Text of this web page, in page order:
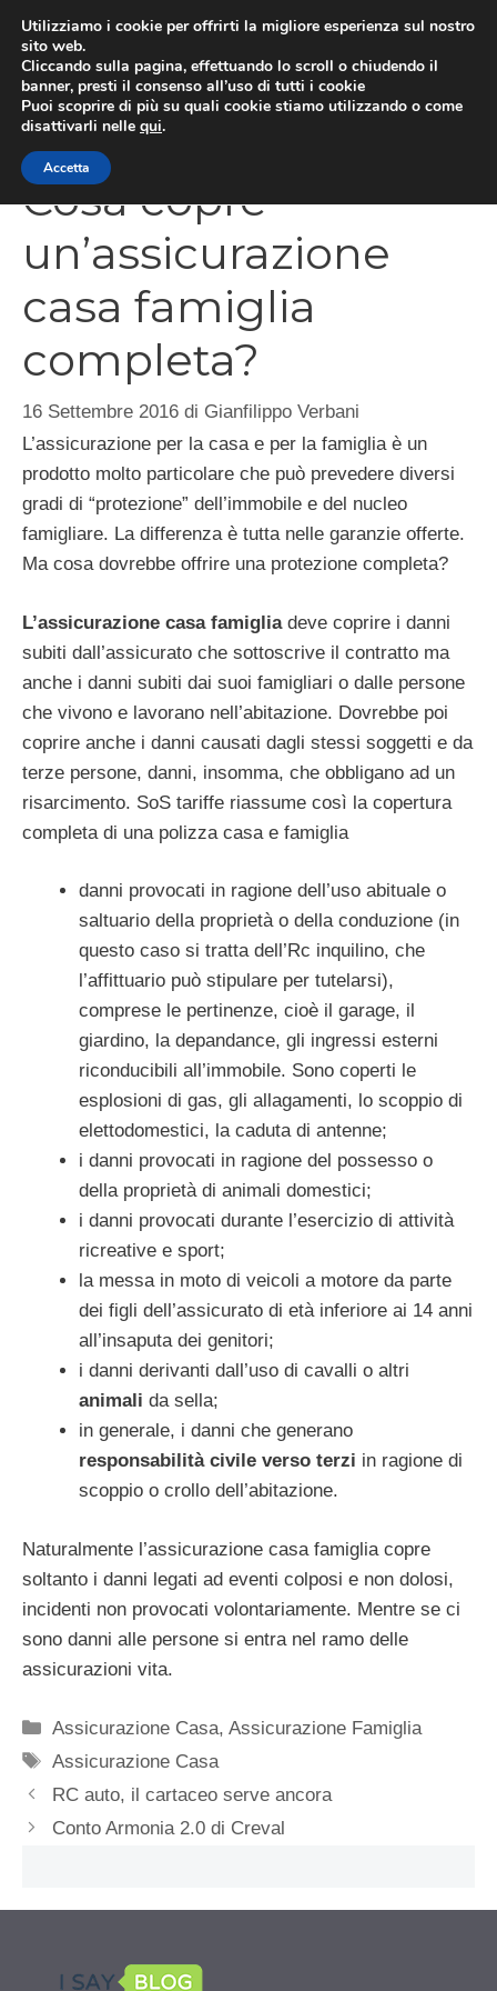
contenuto
Cosa copre
un’assicurazione
casa famiglia
completa?
16 Settembre 2016 di Gianfilippo Verbani
L’assicurazione per la casa e per la famiglia è un
prodotto molto particolare che può prevedere diversi
gradi di “protezione” dell’immobile e del nucleo
famigliare. La differenza è tutta nelle garanzie offerte.
Ma cosa dovrebbe offrire una protezione completa?
L’assicurazione casa famigliadeve coprire i danni
subiti dall’assicurato che sottoscrive il contratto ma
anche i danni subiti dai suoi famigliari o dalle persone
che vivono e lavorano nell’abitazione. Dovrebbe poi
coprire anche i danni causati dagli stessi soggetti e da
terze persone, danni, insomma, che obbligano ad un
risarcimento. SoS tariffe riassume così la copertura
completa di una polizza casa e famiglia
danni provocati in ragione dell’uso abituale o
saltuario della proprietà o della conduzione (in
questo caso si tratta dell’Rc inquilino, che
l’affittuario può stipulare per tutelarsi),
comprese le pertinenze, cioè il garage, il
giardino, la depandance, gli ingressi esterni
riconducibili all’immobile. Sono coperti le
esplosioni di gas, gli allagamenti, lo scoppio di
elettodomestici, la caduta di antenne;
i danni provocati in ragione del possesso o
della proprietà di animali domestici;
i danni provocati durante l’esercizio di attività
ricreative e sport;
la messa in moto di veicoli a motore da parte
dei figli dell’assicurato di età inferiore ai 14 anni
all’insaputa dei genitori;
i danni derivanti dall’uso di cavalli o altri
animali da sella;
in generale, i danni che generano
responsabilità civile verso terzi in ragione di
scoppio o crollo dell’abitazione.
Naturalmente l’assicurazione casa famiglia copre
soltanto i danni legati ad eventi colposi e non dolosi,
incidenti non provocati volontariamente. Mentre se ci
sono danni alle persone si entra nel ramo delle
assicurazioni vita.
Categorie
Assicurazione Casa,Assicurazione Famiglia
Tag
Assicurazione Casa
RC auto, il cartaceo serve ancora
Conto Armonia 2.0 di Creval
Utilizziamo i cookie per offrirti la migliore esperienza sul nostro
sito web.
Cliccando sulla pagina, effettuando lo scroll o chiudendo il
banner, presti il consenso all’uso di tutti i cookie
Puoi scoprire di più su quali cookie stiamo utilizzando o come
disattivarli nelle qui.
Accetta